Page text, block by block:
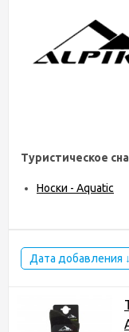
Туристическое
Носки - Aquatic
Дата добавления